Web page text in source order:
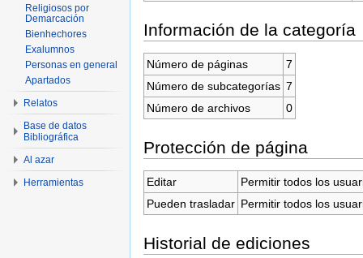
Información de la categoría
Número de páginas
7
Número de subcategorías 7
Número de archivos
0
Protección de página
Editar
Permitir todos los
Pueden trasladar Permitir todos los
Historial de ediciones
Religiosos por
Demarcación
Bienhechores
Exalumnos
Personas en general
Apartados
Relatos
Base de datos
Bibliográfica
Al azar
Herramientas